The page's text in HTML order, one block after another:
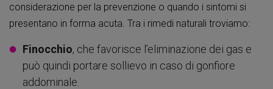
considerazione per la prevenzione o quando i sintomi si
presentano in forma acuta. Tra i rimedi naturali troviamo:
Finocchio, che favorisce l’eliminazione dei gas e
può quindi portare sollievo in caso di gonfiore
addominale.